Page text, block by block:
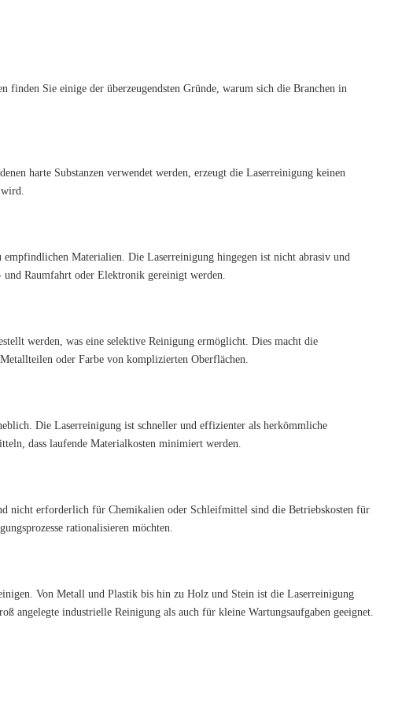
finden Sie einige der überzeugendsten Gründe, warum sich die Branchen in
harte Substanzen verwendet werden, erzeugt die Laserreinigung keinen
empfindlichen Materialien. Die Laserreinigung hingegen ist nicht abrasiv und
Raumfahrt oder Elektronik gereinigt werden.
werden, was eine selektive Reinigung ermöglicht. Dies macht die
oder Farbe von komplizierten Oberflächen.
Die Laserreinigung ist schneller und effizienter als herkömmliche
dass laufende Materialkosten minimiert werden.
nicht erforderlich für Chemikalien oder Schleifmittel sind die Betriebskosten für
rationalisieren möchten.
Von Metall und Plastik bis hin zu Holz und Stein ist die Laserreinigung
angelegte industrielle Reinigung als auch für kleine Wartungsaufgaben geeignet.